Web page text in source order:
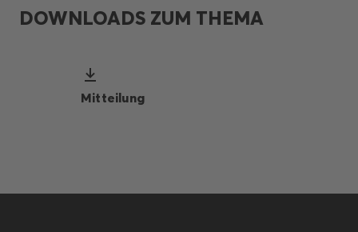
DOWNLOADS ZUM THEMA
Mitteilung